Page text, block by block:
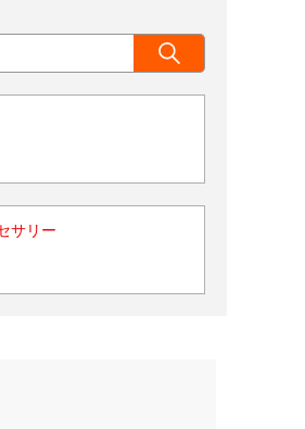
サリー